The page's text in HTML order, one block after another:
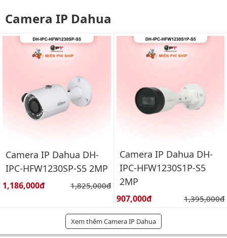
Camera IP Dahua
Camera IP Dahua DH-
IPC-HFW1230SP-S5 2MP
Giá bán:
1,186,000đ Giá gốc:
1,825,000đ
Camera IP Dahua DH-
IPC-HFW1230S1P-S5
2MP
Giá bán:
907,000đ Giá gốc:
1,395,000đ
Xem thêm Camera IP Dahua